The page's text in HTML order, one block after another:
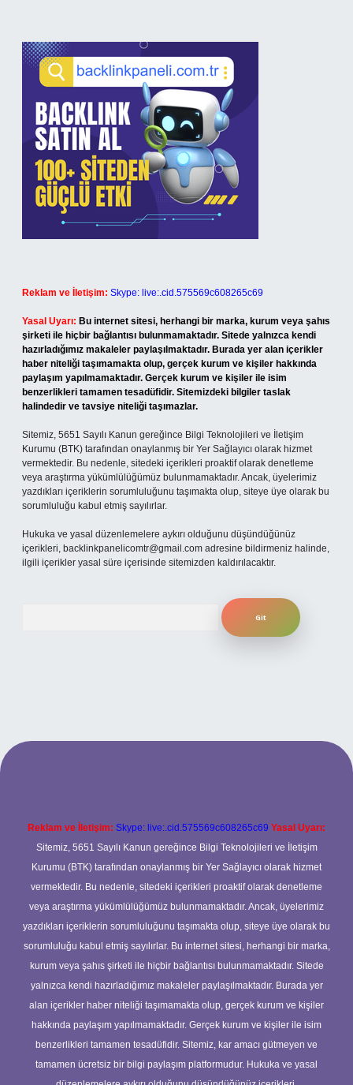
Reklam ve İletişim: Skype: live:.cid.575569c608265c69
Yasal Uyarı: Bu internet sitesi, herhangi bir marka, kurum veya şahıs
şirketi ile hiçbir bağlantısı bulunmamaktadır. Sitede yalnızca kendi
hazırladığımız makaleler paylaşılmaktadır. Burada yer alan içerikler
haber niteliği taşımamakta olup, gerçek kurum ve kişiler hakkında
paylaşım yapılmamaktadır. Gerçek kurum ve kişiler ile isim
benzerlikleri tamamen tesadüfidir. Sitemizdeki bilgiler taslak
halindedir ve tavsiye niteliği taşımazlar.
Sitemiz, 5651 Sayılı Kanun gereğince Bilgi Teknolojileri ve İletişim
Kurumu (BTK) tarafından onaylanmış bir Yer Sağlayıcı olarak hizmet
vermektedir. Bu nedenle, sitedeki içerikleri proaktif olarak denetleme
veya araştırma yükümlülüğümüz bulunmamaktadır. Ancak, üyelerimiz
yazdıkları içeriklerin sorumluluğunu taşımakta olup, siteye üye olarak bu
sorumluluğu kabul etmiş sayılırlar.
Hukuka ve yasal düzenlemelere aykırı olduğunu düşündüğünüz
içerikleri, backlinkpanelicomtr@gmail.com adresine bildirmeniz halinde,
ilgili içerikler yasal süre içerisinde sitemizden kaldırılacaktır.
Reklam ve İletişim: Skype: live:.cid.575569c608265c69 Yasal Uyarı:
Sitemiz, 5651 Sayılı Kanun gereğince Bilgi Teknolojileri ve İletişim
Kurumu (BTK) tarafından onaylanmış bir Yer Sağlayıcı olarak hizmet
vermektedir. Bu nedenle, sitedeki içerikleri proaktif olarak denetleme
veya araştırma yükümlülüğümüz bulunmamaktadır. Ancak, üyelerimiz
yazdıkları içeriklerin sorumluluğunu taşımakta olup, siteye üye olarak bu
sorumluluğu kabul etmiş sayılırlar. Bu internet sitesi, herhangi bir marka,
kurum veya şahıs şirketi ile hiçbir bağlantısı bulunmamaktadır. Sitede
yalnızca kendi hazırladığımız makaleler paylaşılmaktadır. Burada yer
alan içerikler haber niteliği taşımamakta olup, gerçek kurum ve kişiler
hakkında paylaşım yapılmamaktadır. Gerçek kurum ve kişiler ile isim
benzerlikleri tamamen tesadüfidir. Sitemiz, kar amacı gütmeyen ve
tamamen ücretsiz bir bilgi paylaşım platformudur. Hukuka ve yasal